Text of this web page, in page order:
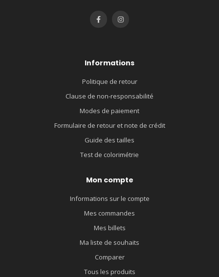
Informations
Politique de retour
Clause de non-responsabilité
Modes de paiement
Formulaire de retour et note de crédit
Guide des tailles
Test de colorimétrie
Mon compte
Informations sur le compte
Mes commandes
Mes billets
Ma liste de souhaits
Comparer
Tous les produits